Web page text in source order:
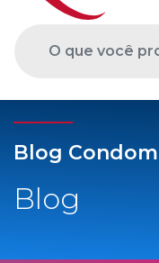
Blog
Blog